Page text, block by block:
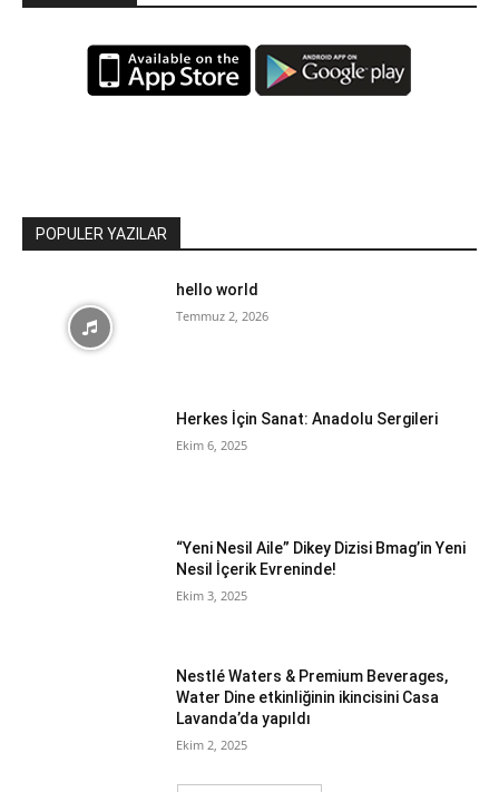
POPULER YAZILAR
hello world
Temmuz 2, 2026
Herkes İçin Sanat: Anadolu Sergileri
Ekim 6, 2025
“Yeni Nesil Aile” Dikey Dizisi Bmag’in Yeni
Nesil İçerik Evreninde!
Ekim 3, 2025
Nestlé Waters & Premium Beverages,
Water Dine etkinliğinin ikincisini Casa
Lavanda’da yapıldı
Ekim 2, 2025